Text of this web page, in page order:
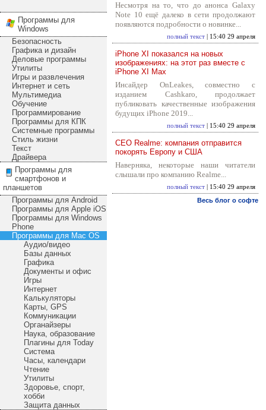
Программы для
Windows
Безопасность
Графика и дизайн
Деловые программы
Утилиты
Игры и развлечения
Интернет и сеть
Мультимедиа
Обучение
Программирование
Программы для КПК
Системные программы
Стиль жизни
Текст
Драйвера
Программы для
смартфонов и
планшетов
Программы для Android
Программы для Apple iOS
Программы для Windows
Phone
Программы для Mac OS
Аудио/видео
Базы данных
Графика
Документы и офис
Игры
Интернет
Калькуляторы
Карты, GPS
Коммуникации
Органайзеры
Наука, образование
Плагины для Today
Система
Часы, календари
Чтение
Утилиты
Здоровье, спорт,
хобби
Защита данных
Несмотря на то, что до анонса Galaxy
Note 10 ещё далеко в сети продолжают
появляются подробности о новинке...
полный текст | 15:40 29 апреля
iPhone XI показался на новых
изображениях: на этот раз вместе с
iPhone XI Max
Инсайдер OnLeakes, совместно с
изданием Cashkaro, продолжает
публиковать качественные изображения
будущих iPhone 2019...
полный текст | 15:40 29 апреля
CEO Realme: компания отправится
покорять Европу и США
Наверняка, некоторые наши читатели
слышали про компанию Realme...
полный текст | 15:40 29 апреля
Весь блог о софте